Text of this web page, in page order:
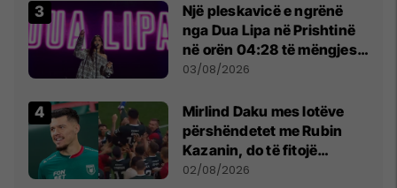
Një pleskavicë e ngrënë
nga Dua Lipa në Prishtinë
në orën 04:28 të mëngjesit
- dhe bota digjitale serbe
03/08/2026
Mirlind Daku mes lotëve
përshëndetet me Rubin
Kazanin, do të fitojë
miliona te Spartak Moska
02/08/2026